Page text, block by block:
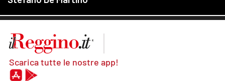
Scarica tutte le nostre app!